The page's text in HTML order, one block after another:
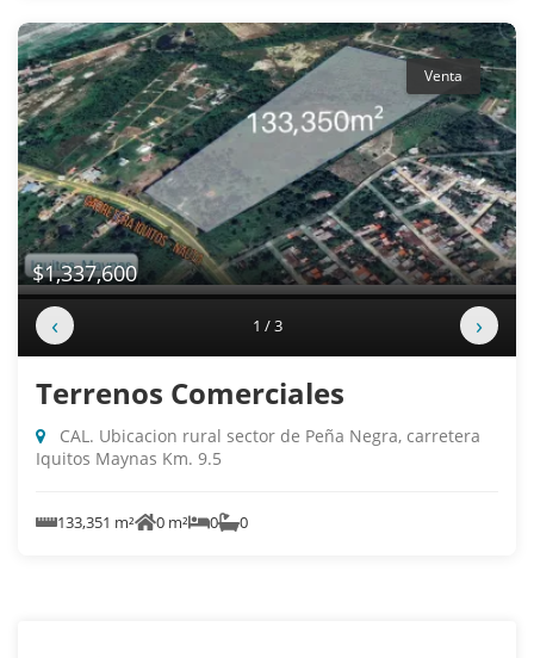
Venta
$1,337,600
‹ 1 / 3 ›
Terrenos Comerciales
Iquitos Maynas Km. 9.5
133,351 m² 0 m² 0 0